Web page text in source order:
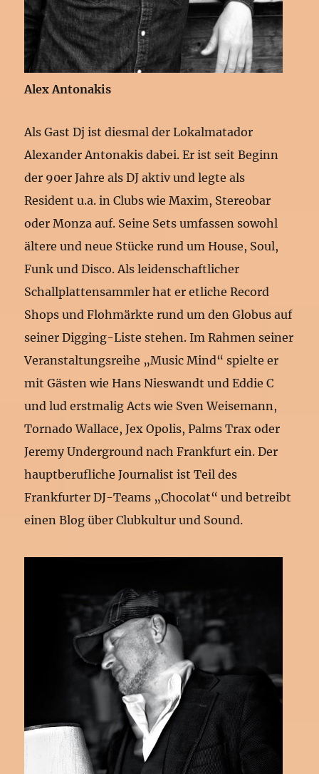
Alex Antonakis
Als Gast Dj ist diesmal der Lokalmatador
Alexander Antonakis dabei. Er ist seit Beginn
der 90er Jahre als DJ aktiv und legte als
Resident u.a. in Clubs wie Maxim, Stereobar
oder Monza auf. Seine Sets umfassen sowohl
ältere und neue Stücke rund um House, Soul,
Funk und Disco. Als leidenschaftlicher
Schallplattensammler hat er etliche Record
Shops und Flohmärkte rund um den Globus auf
seiner Digging-Liste stehen. Im Rahmen seiner
Veranstaltungsreihe „Music Mind“ spielte er
mit Gästen wie Hans Nieswandt und Eddie C
und lud erstmalig Acts wie Sven Weisemann,
Tornado Wallace, Jex Opolis, Palms Trax oder
Jeremy Underground nach Frankfurt ein. Der
hauptberufliche Journalist ist Teil des
Frankfurter DJ-Teams „Chocolat“ und betreibt
einen Blog über Clubkultur und Sound.